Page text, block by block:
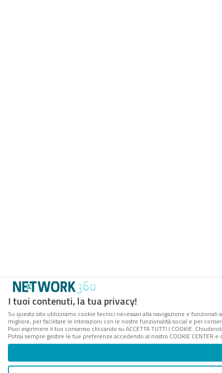
I tuoi contenuti, la tua privacy!
Su questo sito utilizziamo cookie tecnici necessari alla navigazione e
migliore, per facilitare le interazioni con le nostre funzionalità social e per
Puoi esprimere il tuo consenso cliccando su ACCETTA TUTTI I COOKIE.
Potrai sempre gestire le tue preferenze accedendo al nostro COOKIE